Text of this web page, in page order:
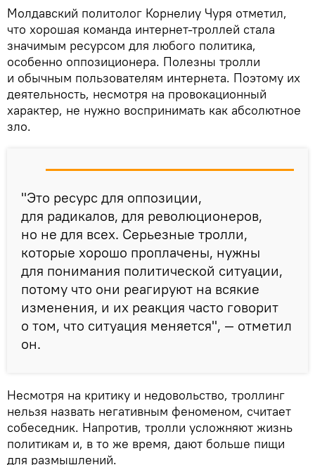
Молдавский политолог Корнелиу Чуря отметил,
что хорошая команда интернет-троллей стала
значимым ресурсом для любого политика,
особенно оппозиционера. Полезны тролли
и обычным пользователям интернета. Поэтому их
деятельность, несмотря на провокационный
характер, не нужно воспринимать как абсолютное
зло.
"Это ресурс для оппозиции,
для радикалов, для революционеров,
но не для всех. Серьезные тролли,
которые хорошо проплачены, нужны
для понимания политической ситуации,
потому что они реагируют на всякие
изменения, и их реакция часто говорит
о том, что ситуация меняется", — отметил
он.
Несмотря на критику и недовольство, троллинг
нельзя назвать негативным феноменом, считает
собеседник. Напротив, тролли усложняют жизнь
политикам и, в то же время, дают больше пищи
для размышлений.